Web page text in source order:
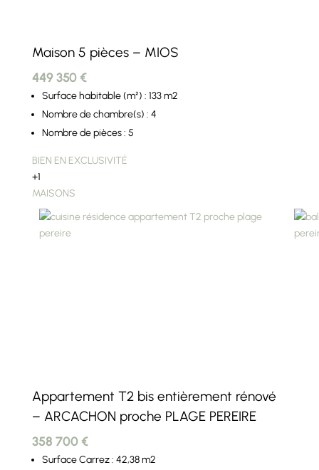
Maison 5 pièces – MIOS
449 350 €
Surface habitable (m²) : 133 m2
Nombre de chambre(s) : 4
Nombre de pièces : 5
BIEN EN EXCLUSIVITÉ
+1
MAISONS
Appartement T2 bis entièrement rénové
– ARCACHON proche PLAGE PEREIRE
358 700 €
Surface Carrez : 42,38 m2